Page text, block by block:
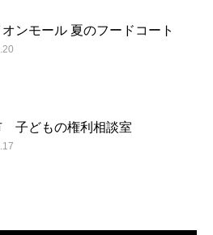
ンモール 夏のフードコート
子どもの権利相談室